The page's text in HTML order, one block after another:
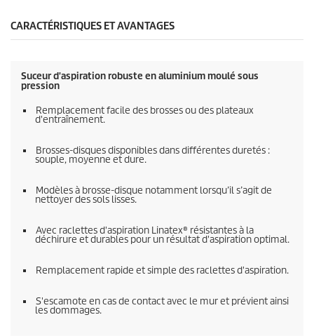
CARACTÉRISTIQUES ET AVANTAGES
Suceur d'aspiration robuste en aluminium moulé sous
pression
Remplacement facile des brosses ou des plateaux
d'entraînement.
Brosses-disques disponibles dans différentes duretés :
souple, moyenne et dure.
Modèles à brosse-disque notamment lorsqu’il s’agit de
nettoyer des sols lisses.
Avec raclettes d'aspiration Linatex® résistantes à la
déchirure et durables pour un résultat d'aspiration optimal.
Remplacement rapide et simple des raclettes d'aspiration.
S'escamote en cas de contact avec le mur et prévient ainsi
les dommages.